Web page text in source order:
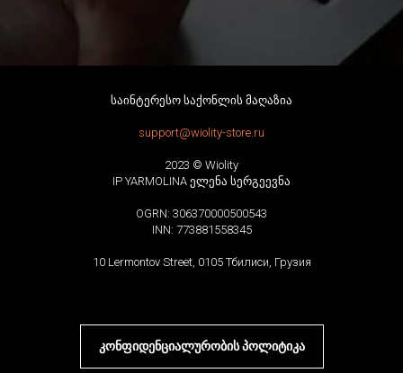
საინტერესო საქონლის მაღაზია
support@wiolity-store.ru
2023 © Wiolity
IP YARMOLINA ელენა სერგეევნა
OGRN: 306370000500543
INN: 773881558345
10 Lermontov Street, 0105 Тбилиси, Грузия
კონფიდენციალურობის პოლიტიკა